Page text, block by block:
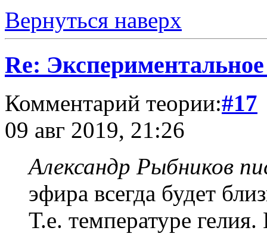
Вернуться наверх
Re:
Комментарий теории:#17
09 авг 2019, 21:26
Александр Рыбников
эфира всегда будет
Т.е. температуре